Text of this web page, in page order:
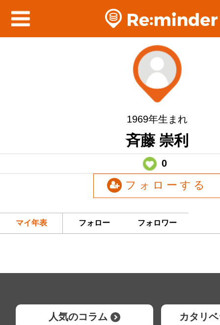
1969年生まれ
斉藤 崇利
0
フォローする
マイ年表 フォロー フォロワー
人気のコラム カタリ